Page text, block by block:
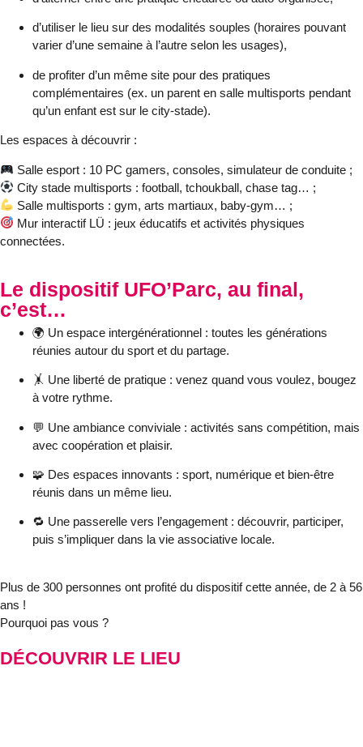
d’utiliser le lieu sur des modalités souples (horaires pouvant
varier d’une semaine à l’autre selon les usages),
de profiter d’un même site pour des pratiques
complémentaires (ex. un parent en salle multisports pendant
qu’un enfant est sur le city-stade).
Les espaces à découvrir :
Salle esport : 10 PC gamers, consoles, simulateur de conduite ;
City stade multisports : football, tchoukball, chase tag… ;
Salle multisports : gym, arts martiaux, baby-gym… ;
Mur interactif LÜ : jeux éducatifs et activités physiques
connectées.
Le dispositif UFO’Parc, au final,
c’est…
🌍 Un espace intergénérationnel : toutes les générations
réunies autour du sport et du partage.
🤸 Une liberté de pratique : venez quand vous voulez, bougez
à votre rythme.
💬 Une ambiance conviviale : activités sans compétition, mais
avec coopération et plaisir.
🧩 Des espaces innovants : sport, numérique et bien-être
réunis dans un même lieu.
🔁 Une passerelle vers l’engagement : découvrir, participer,
puis s’impliquer dans la vie associative locale.
Plus de 300 personnes ont profité du dispositif cette année, de 2 à 56
ans !
Pourquoi pas vous ?
DÉCOUVRIR LE LIEU